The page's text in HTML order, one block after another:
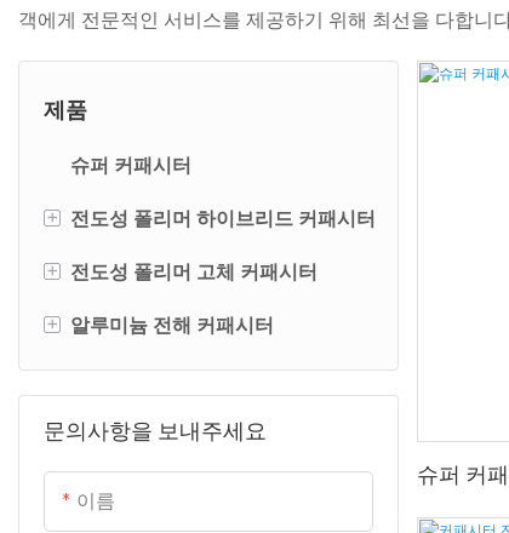
객에게 전문적인 서비스를 제공하기 위해 최선을 다합니
제품
슈퍼 커패시터
+ 전도성 폴리머 하이브리드 커패시터
SMD형 전도성 폴리머 하이브리
커패시터
+ 전도성 폴리머 고체 커패시터
SMD형 전도성 폴리머 고체 커패
시터
+ 알루미늄 전해 커패시터
방사형 알루미늄 전해 커패시터
SMD형 알루미늄 전해 커패시터
시터
문의사항을 보내주세요
이름
슈퍼 커